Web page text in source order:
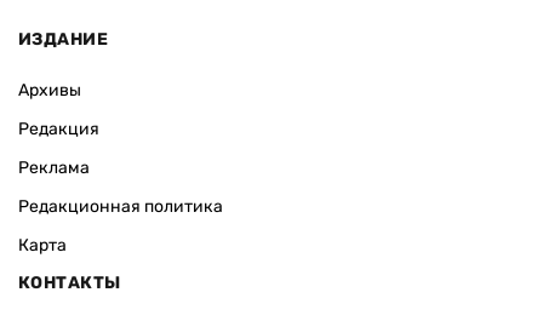
ИЗДАНИЕ
Архивы
Редакция
Реклама
Редакционная политика
Карта
КОНТАКТЫ